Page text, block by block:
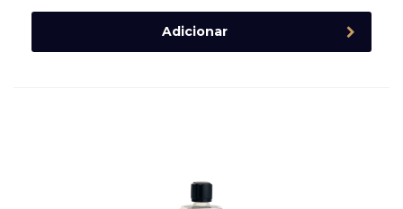
Adicionar